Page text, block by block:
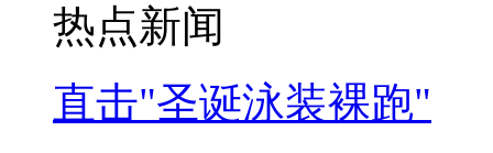
热点新闻
直击"圣诞泳装裸跑"